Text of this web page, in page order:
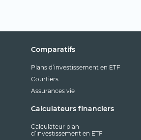
Comparatifs
Plans d’investissement en ETF
Courtiers
Assurances vie
Calculateurs financiers
Calculateur plan
d’investissement en ETF